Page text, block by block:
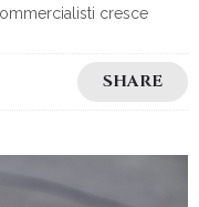
cresce
SHARE